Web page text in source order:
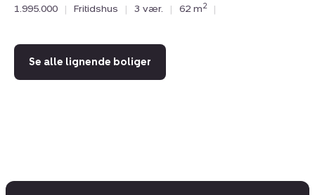
1.995.000
| Fritidshus | 3 vær. | 62 m2 |
Se alle lignende boliger